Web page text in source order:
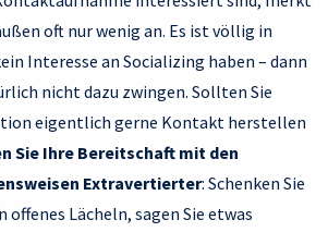
oft nur wenig an. Es ist völlig in
Interesse an Socializing haben – dann
nicht dazu zwingen. Sollten Sie
eigentlich gerne Kontakt herstellen
Sie Ihre Bereitschaft mit den
Extravertierter: Schenken Sie
offenes Lächeln, sagen Sie etwas